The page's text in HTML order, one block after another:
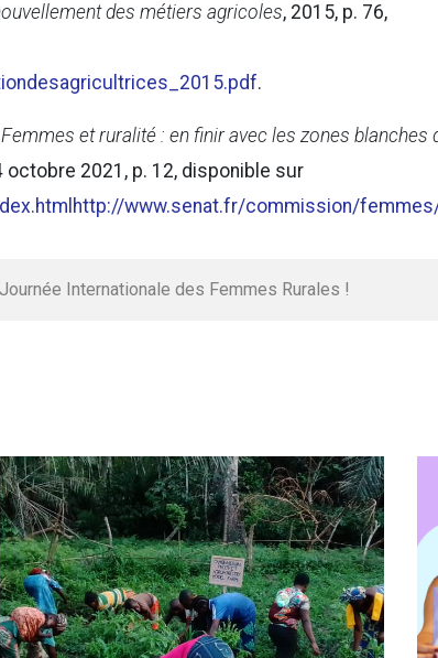
des métiers agricoles, 2015, p. 76,
.
Femmes et ruralité : en finir avec les zones blanches
octobre 2021, p. 12, disponible sur
http://www.senat.fr/commission/
Internationale des Femmes Rurales !